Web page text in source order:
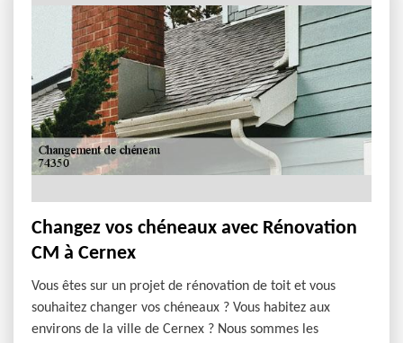
Changez vos chéneaux avec Rénovation
CM à Cernex
Vous êtes sur un projet de rénovation de toit et vous
souhaitez changer vos chéneaux ? Vous habitez aux
environs de la ville de Cernex ? Nous sommes les